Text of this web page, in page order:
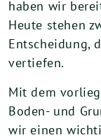
haben wir
Heute stehen
Entscheidung,
vertiefen.
Mit dem
Boden- und
wir einen